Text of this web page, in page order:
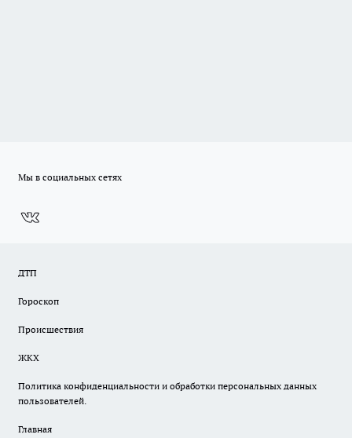
Мы в социальных сетях
ДТП
Гороскоп
Происшествия
ЖКХ
Политика конфиденциальности и обработки персональных данных
пользователей.
Главная